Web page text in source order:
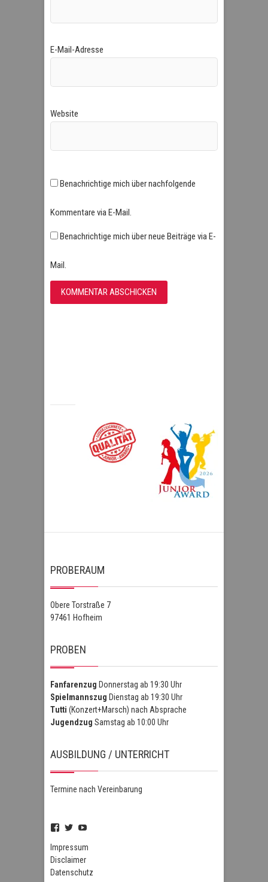
E-Mail-Adresse
Website
Benachrichtige mich über nachfolgende
Kommentare via E-Mail.
Benachrichtige mich über neue Beiträge via E-
Mail.
PROBERAUM
Obere Torstraße 7
97461 Hofheim
PROBEN
Fanfarenzug Donnerstag ab 19:30 Uhr
Spielmannszug Dienstag ab 19:30 Uhr
Tutti (Konzert+Marsch) nach Absprache
Jugendzug Samstag ab 10:00 Uhr
AUSBILDUNG / UNTERRICHT
Termine nach Vereinbarung
Profil
FSZHofheim
auf
Facebook
anzeigen
Profil
FSZHOH
Twitter
anzeigen
UCIPUnOSBlWxEpiBka0jOAfw
anzeigen
Impressum
Disclaimer
Datenschutz